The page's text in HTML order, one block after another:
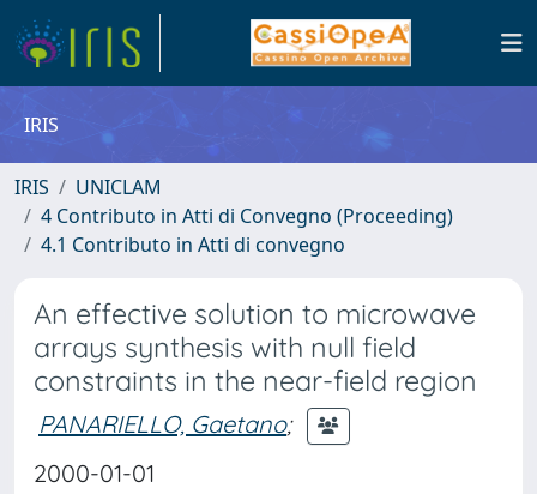
IRIS
IRIS
UNICLAM
4 Contributo in Atti di Convegno (Proceeding)
4.1 Contributo in Atti di convegno
An effective solution to microwave
arrays synthesis with null field
constraints in the near-field region
PANARIELLO, Gaetano;
2000-01-01